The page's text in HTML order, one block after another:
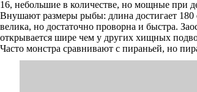
16, небольшие в количестве, но мощные при
Внушают размеры рыбы: длина достигает 180
велика, но достаточно проворна и быстра.
открывается шире чем у других хищных
Часто монстра сравнивают с пираньей, но